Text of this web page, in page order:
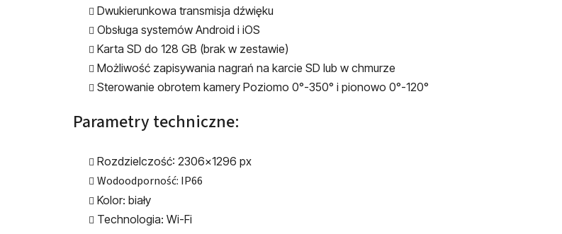
Dwukierunkowa transmisja dźwięku
Obsługa systemów Android i iOS
Karta SD do 128 GB (brak w zestawie)
Możliwość zapisywania nagrań na karcie SD lub w chmurze
Sterowanie obrotem kamery Poziomo 0°-350° i pionowo 0°-120°
Parametry techniczne:
Rozdzielczość: 2306x1296 px
Wodoodporność: IP66
Kolor: biały
Technologia: Wi-Fi